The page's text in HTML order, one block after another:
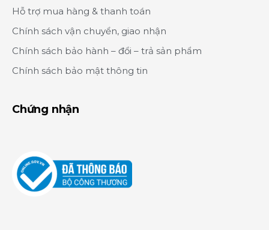
Hỗ trợ mua hàng & thanh toán
Chính sách vận chuyển, giao nhận
Chính sách bảo hành – đổi – trả sản phẩm
Chính sách bảo mật thông tin
Chứng nhận